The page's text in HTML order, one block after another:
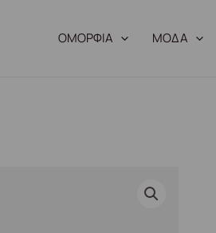
ΟΜΟΡΦΙΑ ΜΟΔΑ